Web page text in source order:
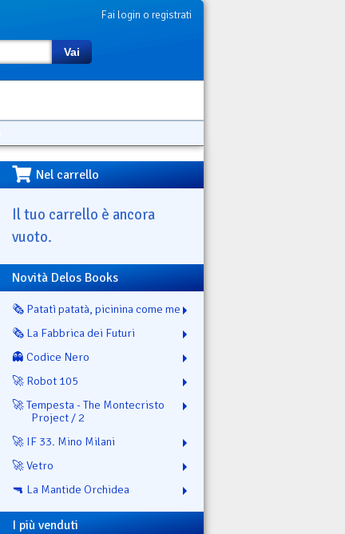
Fai login o registrati
Vai
Nel carrello
Il tuo carrello è ancora
vuoto.
Novità Delos Books
🗞️ Patatì patatà, picinina come me
🗞️ La Fabbrica dei Futuri
👻 Codice Nero
🚀 Robot 105
🚀 Tempesta - The Montecristo
Project / 2
🚀 IF 33. Mino Milani
🚀 Vetro
🔫 La Mantide Orchidea
I più venduti